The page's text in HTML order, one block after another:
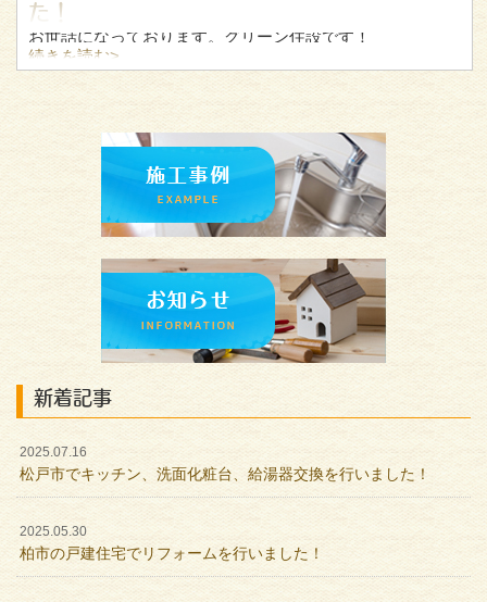
た！
お世話になっております。グリーン住設です！
久々の投稿になってしまいましたが、柏市でリフォームを
行いましたのでその様子をアップしておきます。
お風呂やトイレ、キッチンなどをリフォームいたしまし
た。お客様からは綺
続きを読む>
新着記事
2025.07.16
松戸市でキッチン、洗面化粧台、給湯器交換を行いました！
2025.05.30
柏市の戸建住宅でリフォームを行いました！